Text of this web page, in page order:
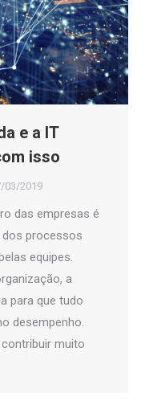
e a IT
isso
03/2019
das empresas é
processos
equipes.
a
para que tudo
desempenho.
muito